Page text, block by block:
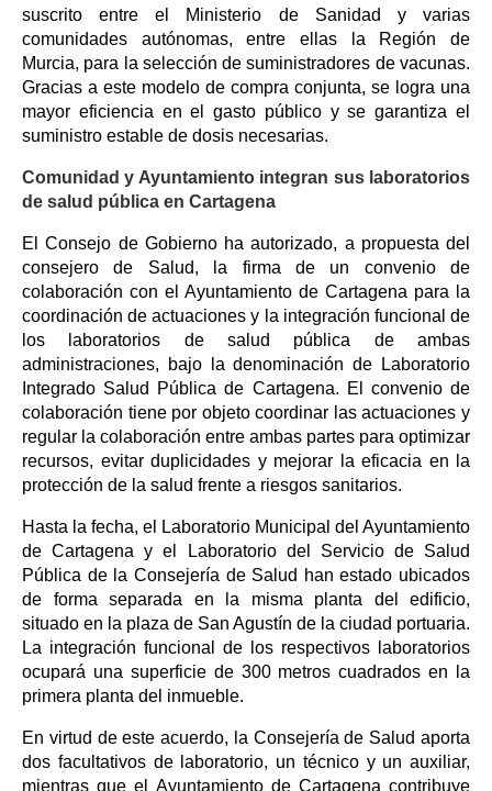
suscrito entre el Ministerio de Sanidad y varias
comunidades autónomas, entre ellas la Región de
Murcia, para la selección de suministradores de vacunas.
Gracias a este modelo de compra conjunta, se logra una
mayor eficiencia en el gasto público y se garantiza el
suministro estable de dosis necesarias.
Comunidad y Ayuntamiento integran sus laboratorios
de salud pública en Cartagena
El Consejo de Gobierno ha autorizado, a propuesta del
consejero de Salud, la firma de un convenio de
colaboración con el Ayuntamiento de Cartagena para la
coordinación de actuaciones y la integración funcional de
los laboratorios de salud pública de ambas
administraciones, bajo la denominación de Laboratorio
Integrado Salud Pública de Cartagena. El convenio de
colaboración tiene por objeto coordinar las actuaciones y
regular la colaboración entre ambas partes para optimizar
recursos, evitar duplicidades y mejorar la eficacia en la
protección de la salud frente a riesgos sanitarios.
Hasta la fecha, el Laboratorio Municipal del Ayuntamiento
de Cartagena y el Laboratorio del Servicio de Salud
Pública de la Consejería de Salud han estado ubicados
de forma separada en la misma planta del edificio,
situado en la plaza de San Agustín de la ciudad portuaria.
La integración funcional de los respectivos laboratorios
ocupará una superficie de 300 metros cuadrados en la
primera planta del inmueble.
En virtud de este acuerdo, la Consejería de Salud aporta
dos facultativos de laboratorio, un técnico y un auxiliar,
mientras que el Ayuntamiento de Cartagena contribuye